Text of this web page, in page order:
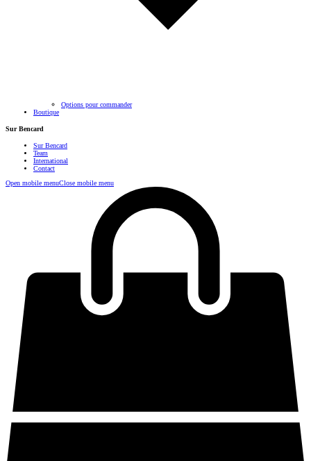
Options pour commander
Boutique
Sur Bencard
Sur Bencard
Team
International
Contact
Open mobile menuClose mobile menu